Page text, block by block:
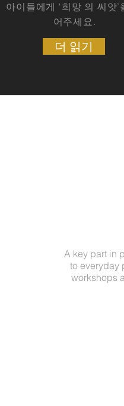
아이들에게 ‘희망 의 씨앗’
어주세요.
더 읽기
A key part in
to everyday
workshops